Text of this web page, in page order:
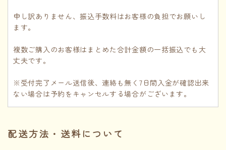
申し訳ありません、振込手数料はお客様の負担でお願いし
ます。
複数ご購入のお客様はまとめた合計金額の一括振込でも大
丈夫です。
※受付完了メール送信後、連絡も無く7日間入金が確認出来
ない場合は予約をキャンセルする場合がございます。
配送方法・送料について